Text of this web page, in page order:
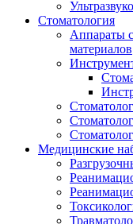
Стоматология
Аппараты
материалов
Медицинские